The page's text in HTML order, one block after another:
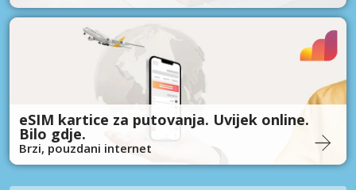
eSIM kartice za putovanja. Uvijek online.
Bilo gdje.
Brzi, pouzdani internet